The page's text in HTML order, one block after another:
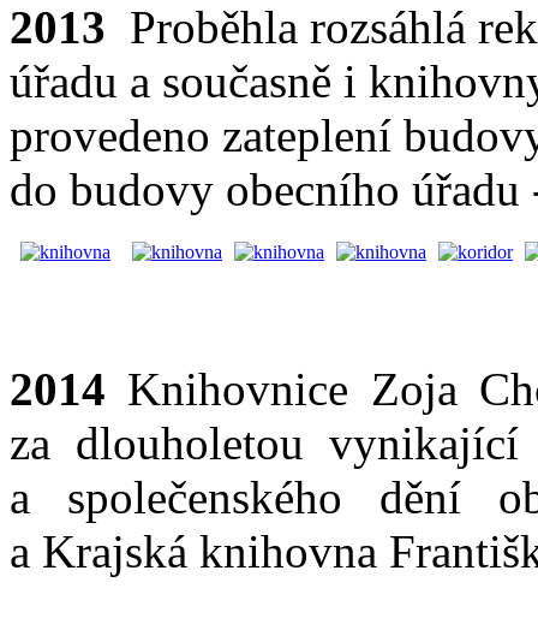
2013 Proběhla rozsáhlá
úřadu a současně i
provedeno zateplení
do budovy obecního úřadu
2014 Knihovnice Zoja
za dlouholetou
a společenského dění
a Krajská knihovna